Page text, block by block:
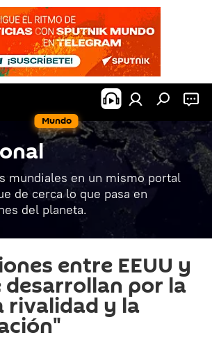
Mundo
mundiales en un mismo portal
de cerca lo que pasa en
del planeta.
entre EEUU y
desarrollan por la
rivalidad y la